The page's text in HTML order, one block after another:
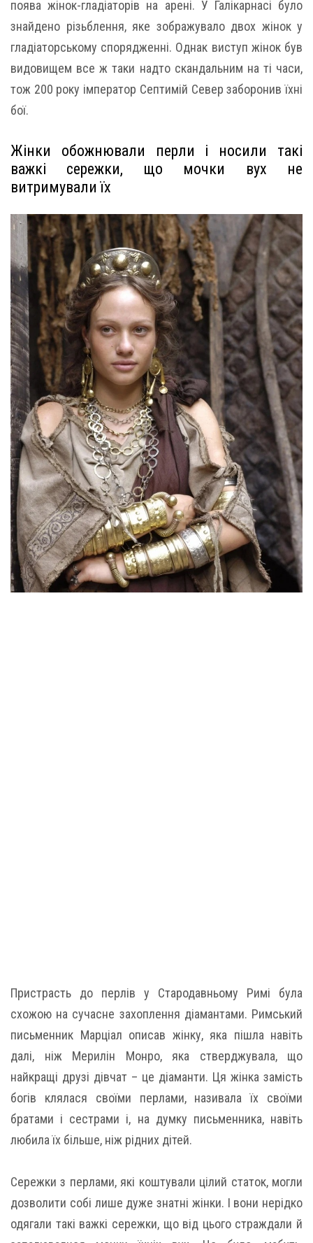
поява жінок-гладіаторів на арені. У Галікарнасі було
знайдено різьблення, яке зображувало двох жінок у
гладіаторському спорядженні. Однак виступ жінок був
видовищем все ж таки надто скандальним на ті часи,
тож 200 року імператор Септимій Север заборонив їхні
бої.
Жінки обожнювали перли і носили такі
важкі сережки, що мочки вух не
витримували їх
Пристрасть до перлів у Стародавньому Римі була
схожою на сучасне захоплення діамантами. Римський
письменник Марціал описав жінку, яка пішла навіть
далі, ніж Мерилін Монро, яка стверджувала, що
найкращі друзі дівчат – це діаманти. Ця жінка замість
богів клялася своїми перлами, називала їх своїми
братами і сестрами і, на думку письменника, навіть
любила їх більше, ніж рідних дітей.
Сережки з перлами, які коштували цілий статок, могли
дозволити собі лише дуже знатні жінки. І вони нерідко
одягали такі важкі сережки, що від цього страждали й